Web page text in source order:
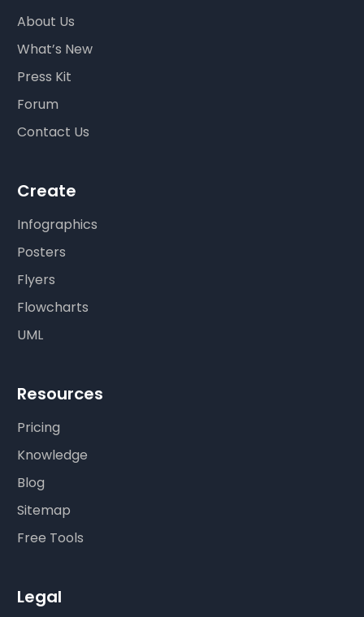
About Us
What’s New
Press Kit
Forum
Contact Us
Create
Infographics
Posters
Flyers
Flowcharts
UML
Resources
Pricing
Knowledge
Blog
Sitemap
Free Tools
Legal